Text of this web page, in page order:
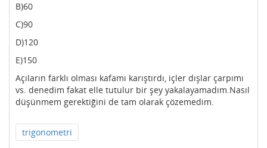
B)60
C)90
D)120
E)150
Açıların farklı olması kafamı karıştırdı, içler dışlar çarpımı
vs. denedim fakat elle tutulur bir şey yakalayamadım.Nasıl
düşünmem gerektiğini de tam olarak çözemedim.
trigonometri